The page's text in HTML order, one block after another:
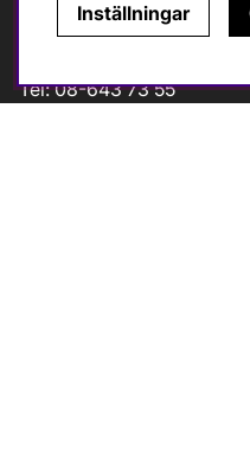
Kontakt
Tel: 08-643 73 55
Inställningar